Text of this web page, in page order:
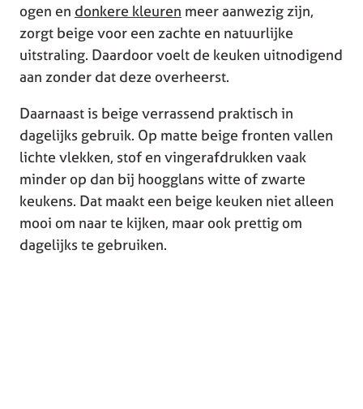
ogen en donkere kleuren meer aanwezig zijn,
zorgt beige voor een zachte en natuurlijke
uitstraling. Daardoor voelt de keuken uitnodigend
aan zonder dat deze overheerst.
Daarnaast is beige verrassend praktisch in
dagelijks gebruik. Op matte beige fronten vallen
lichte vlekken, stof en vingerafdrukken vaak
minder op dan bij hoogglans witte of zwarte
keukens. Dat maakt een beige keuken niet alleen
mooi om naar te kijken, maar ook prettig om
dagelijks te gebruiken.